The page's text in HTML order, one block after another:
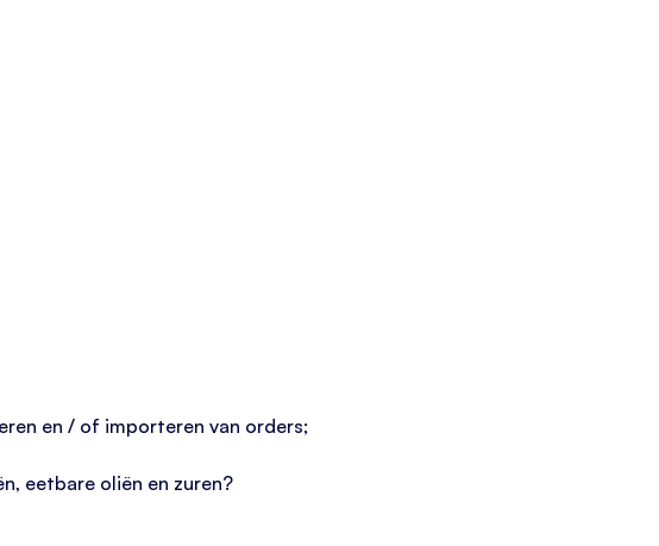
en / of importeren van orders;
eetbare oliën en zuren?